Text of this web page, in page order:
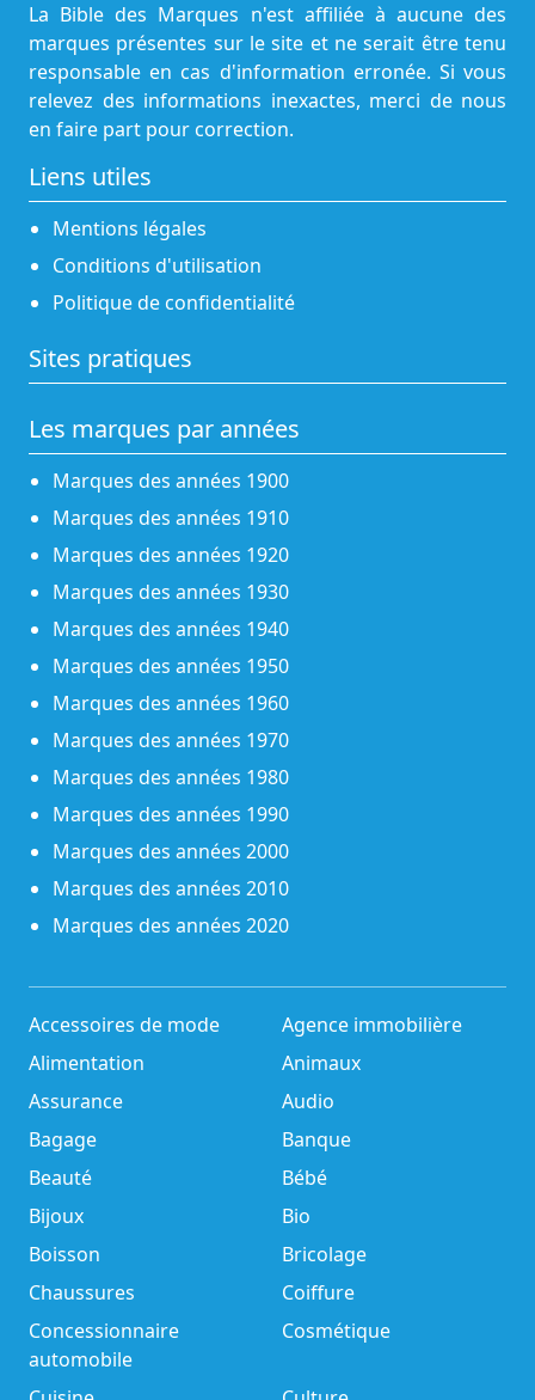
La Bible des Marques n'est affiliée à aucune des
marques présentes sur le site et ne serait être tenu
responsable en cas d'information erronée. Si vous
relevez des informations inexactes, merci de nous
en faire part pour correction.
Liens utiles
Mentions légales
Conditions d'utilisation
Politique de confidentialité
Sites pratiques
Les marques par années
Marques des années 1900
Marques des années 1910
Marques des années 1920
Marques des années 1930
Marques des années 1940
Marques des années 1950
Marques des années 1960
Marques des années 1970
Marques des années 1980
Marques des années 1990
Marques des années 2000
Marques des années 2010
Marques des années 2020
Accessoires de mode
Agence immobilière
Alimentation
Animaux
Assurance
Audio
Bagage
Banque
Beauté
Bébé
Bijoux
Bio
Boisson
Bricolage
Chaussures
Coiffure
Concessionnaire
automobile
Cosmétique